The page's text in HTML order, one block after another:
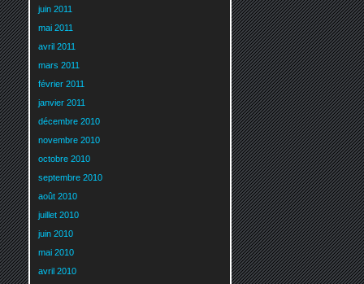
juin 2011
mai 2011
avril 2011
mars 2011
février 2011
janvier 2011
décembre 2010
novembre 2010
octobre 2010
septembre 2010
août 2010
juillet 2010
juin 2010
mai 2010
avril 2010